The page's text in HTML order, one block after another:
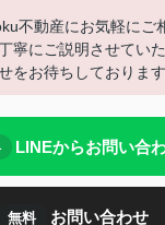
不動産にお気軽にご
寧にご説明させてい
をお待ちしておりま
LINEからお問い合
無料 お問い合わせ